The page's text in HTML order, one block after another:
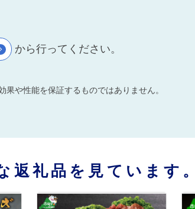
から行ってください。
や性能を保証するものではありません。
返礼品を見ています。